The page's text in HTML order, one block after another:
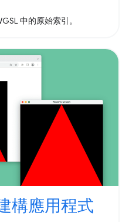
中的原始索引。
構應用程式